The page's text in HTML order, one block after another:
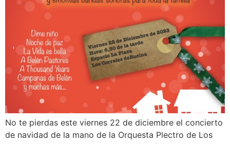
No te pierdas este viernes 22 de diciembre el concierto
de navidad de la mano de la Orquesta Plectro de Los